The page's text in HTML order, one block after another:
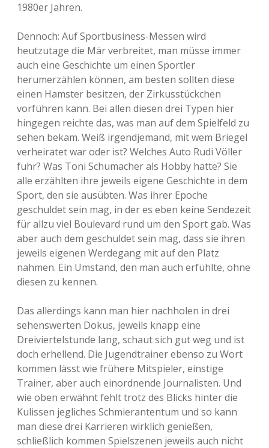
1980er Jahren.
Dennoch: Auf Sportbusiness-Messen wird
heutzutage die Mär verbreitet, man müsse immer
auch eine Geschichte um einen Sportler
herumerzählen können, am besten sollten diese
einen Hamster besitzen, der Zirkusstückchen
vorführen kann. Bei allen diesen drei Typen hier
hingegen reichte das, was man auf dem Spielfeld zu
sehen bekam. Weiß irgendjemand, mit wem Briegel
verheiratet war oder ist? Welches Auto Rudi Völler
fuhr? Was Toni Schumacher als Hobby hatte? Sie
alle erzählten ihre jeweils eigene Geschichte in dem
Sport, den sie ausübten. Was ihrer Epoche
geschuldet sein mag, in der es eben keine Sendezeit
für allzu viel Boulevard rund um den Sport gab. Was
aber auch dem geschuldet sein mag, dass sie ihren
jeweils eigenen Werdegang mit auf den Platz
nahmen. Ein Umstand, den man auch erfühlte, ohne
diesen zu kennen.
Das allerdings kann man hier nachholen in drei
sehenswerten Dokus, jeweils knapp eine
Dreiviertelstunde lang, schaut sich gut weg und ist
doch erhellend. Die Jugendtrainer ebenso zu Wort
kommen lässt wie frühere Mitspieler, einstige
Trainer, aber auch einordnende Journalisten. Und
wie oben erwähnt fehlt trotz des Blicks hinter die
Kulissen jegliches Schmierantentum und so kann
man diese drei Karrieren wirklich genießen,
schließlich kommen Spielszenen jeweils auch nicht